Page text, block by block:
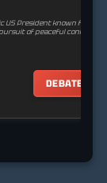
US President known for his
of peaceful conflict
DEBATE